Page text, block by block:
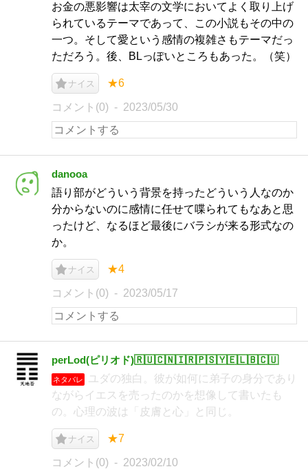
お金の悪影響は太宰の文学においてよく取り上げ
られているテーマであって、この小説もその中の
一つ。そして愛という感情の複雑さもテーマだっ
ただろう。後、BLっぽいところもあった。（笑）
ナイス ★6
コメント(0) 2023/05/30
danooa
語り部がどういう背景を持ったどういう人なのか
分からないのに感情に任せて喋られてもなあと思
ったけど、なるほど最後にバラシが来る形式なの
か。
ナイス ★4
コメント(0) 2023/05/17
perLod(ピリオド)🇷🇺🇨🇳🇮🇷🇵🇸🇾🇪🇱🇧🇨🇺
ネタバレ
ユダの独白。彼が如何に弟子の身分であり
ながらイエスを売ったのかを想像して書いたも
の。心理の波は「皮膚と心」と同じ。
ナイス ★7
コメント(0) 2023/02/10